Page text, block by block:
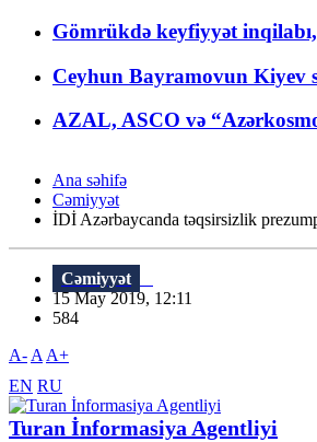
Gömrükdə keyfiyyət
Ceyhun Bayramovun Kiyev
AZAL, ASCO və
Ana səhifə
Cəmiyyət
İDİ Azərbaycanda təqsirsizlik
Cəmiyyət
15 May 2019, 12:11
584
A- A A+
EN RU
Turan İnformasiya Agentliyi